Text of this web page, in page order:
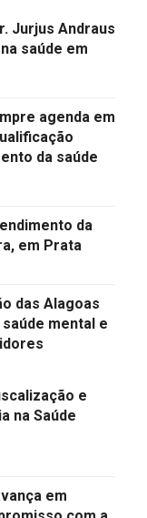
Jurjus Andraus
saúde em
agenda em
da saúde
da
em Prata
das Alagoas
mental e
e
na Saúde
em